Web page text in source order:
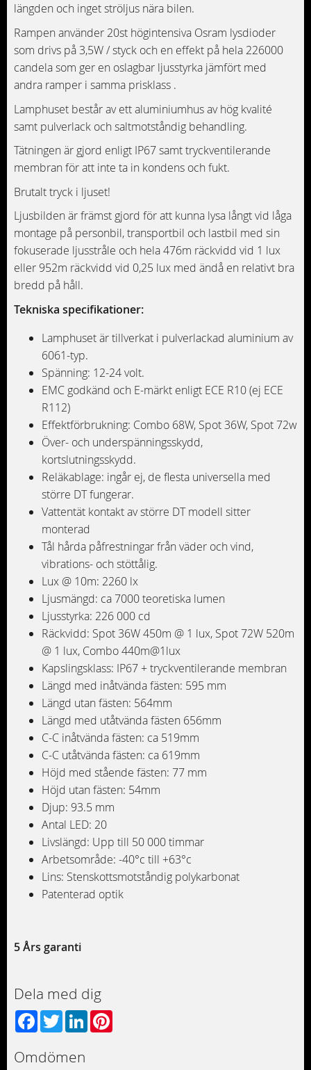
längden och inget ströljus nära bilen.
Rampen använder 20st högintensiva Osram lysdioder
som drivs på 3,5W / styck och en effekt på hela 226000
candela som ger en oslagbar ljusstyrka jämfört med
andra ramper i samma prisklass .
Lamphuset består av ett aluminiumhus av hög kvalité
samt pulverlack och saltmotståndig behandling.
Tätningen är gjord enligt IP67 samt tryckventilerande
membran för att inte ta in kondens och fukt.
Brutalt tryck i ljuset!
Ljusbilden är främst gjord för att kunna lysa långt vid låga
montage på personbil, transportbil och lastbil med sin
fokuserade ljusstråle och hela 476m räckvidd vid 1 lux
eller 952m räckvidd vid 0,25 lux med ändå en relativt bra
bredd på håll.
Tekniska specifikationer:
Lamphuset är tillverkat i pulverlackad aluminium av
6061-typ.
Spänning: 12-24 volt.
EMC godkänd och E-märkt enligt ECE R10 (ej ECE
R112)
Effektförbrukning: Combo 68W, Spot 36W, Spot 72w
Över- och underspänningsskydd,
kortslutningsskydd.
Reläkablage: ingår ej, de flesta universella med
större DT fungerar.
Vattentät kontakt av större DT modell sitter
monterad
Tål hårda påfrestningar från väder och vind,
vibrations- och stöttålig.
Lux @ 10m: 2260 lx
Ljusmängd: ca 7000 teoretiska lumen
Ljusstyrka: 226 000 cd
Räckvidd: Spot 36W 450m @ 1 lux, Spot 72W 520m
@ 1 lux, Combo 440m@1lux
Kapslingsklass: IP67 + tryckventilerande membran
Längd med inåtvända fästen: 595 mm
Längd utan fästen: 564mm
Längd med utåtvända fästen 656mm
C-C inåtvända fästen: ca 519mm
C-C utåtvända fästen: ca 619mm
Höjd med stående fästen: 77 mm
Höjd utan fästen: 54mm
Djup: 93.5 mm
Antal LED: 20
Livslängd: Upp till 50 000 timmar
Arbetsområde: -40°c till +63°c
Lins: Stenskottsmotståndig polykarbonat
Patenterad optik
5 Års garanti
Dela med dig
Facebook
TwitterLinkedIn
Omdömen